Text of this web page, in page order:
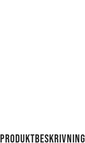
PRODUKTBESKRIVNING